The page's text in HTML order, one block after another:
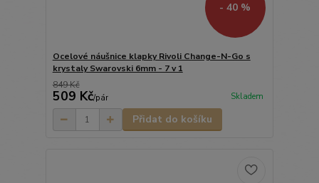
- 40 %
Ocelové náušnice klapky Rivoli Change-N-Go s
krystaly Swarovski 6mm - 7 v 1
849 Kč
509 Kč/pár Skladem
Přidat do košíku